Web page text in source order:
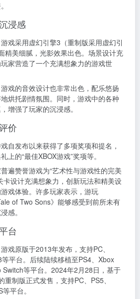
浸感
戏采用虚幻引擎3（重制版采用虚幻引
精美细腻，光影效果出色。场景设计充
家营造了一个充满想象力的游戏世
戏的音效设计也非常出色，配乐悠扬
烘托剧情氛围。同时，游戏中的各种
增强了玩家的沉浸感。
价
戏自发布以来获得了多项奖项和提名，
上的“最佳XBOX游戏”奖项等。
普遍赞誉游戏为“艺术性与游戏性的完美
卡设计充满想象力，创新玩法和精美设
戏体验。许多玩家表示，游玩
of Two Sons》能够感受到前所未有
感。
台
游戏原版于2013年发布，支持PC、
平台。后续陆续移植至PS4、Xbox
等平台。2024年2月28日，基于
重制版正式发售，支持PC、PS5、
平台。